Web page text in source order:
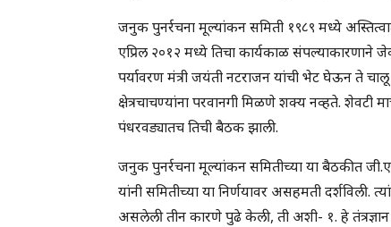
जनुक पुनर्रचना मूल्यांकन समिती १९८९ मध्ये
एप्रिल २०१२ मध्ये तिचा कार्यकाळ संपल्याकारणाने
पर्यावरण मंत्री जयंती नटराजन यांची भेट घेऊन ते
क्षेत्रचाचण्यांना परवानगी मिळणे शक्य नव्हते. शेवटी
पंधरवड्यातच तिची बैठक झाली.
जनुक पुनर्रचना मूल्यांकन समितीच्या या बैठकीत
यांनी समितीच्या या निर्णयावर असहमती दर्शविली.
असलेली तीन कारणे पुढे केली, ती अशी- १. हे